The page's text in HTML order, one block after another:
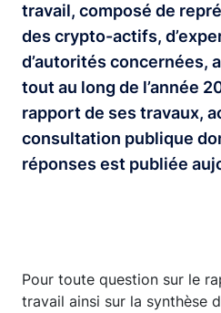
travail, composé de
des crypto-actifs,
d’autorités concernées,
tout au long de l’année
rapport de ses travaux,
consultation publique
réponses est publiée
Pour toute question sur le
travail ainsi sur la synthèse